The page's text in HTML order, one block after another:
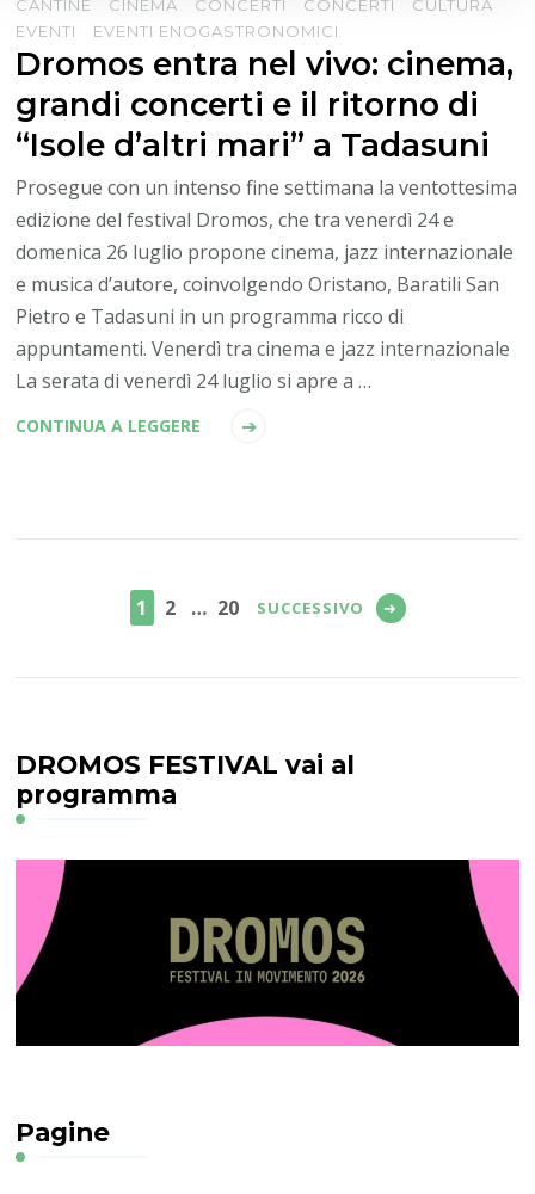
CANTINE CINEMA CONCERTI CONCERTI
CULTURA
EVENTI
EVENTI ENOGASTRONOMICI
Dromos entra nel vivo: cinema,
grandi concerti e il ritorno di
“Isole d’altri mari” a Tadasuni
Prosegue con un intenso fine settimana la ventottesima
edizione del festival Dromos, che tra venerdì 24 e
domenica 26 luglio propone cinema, jazz internazionale
e musica d’autore, coinvolgendo Oristano, Baratili San
Pietro e Tadasuni in un programma ricco di
appuntamenti. Venerdì tra cinema e jazz internazionale
La serata di venerdì 24 luglio si apre a …
CONTINUA A LEGGERE
PAGINA
1 PAGINA
2 … PAGINA
20 SUCCESSIVO
DROMOS FESTIVAL vai al
programma
Pagine